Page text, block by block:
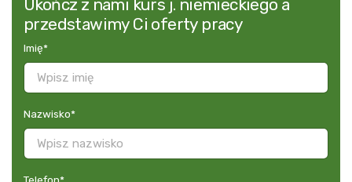
Ukończ z nami kurs j. niemieckiego a
przedstawimy Ci oferty pracy
Imię*
Nazwisko*